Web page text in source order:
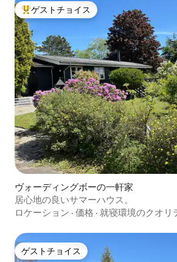
大好評のゲストチョイスです。
ゲストチョイス
ヴォーディングボーの一軒家
居心地の良いサマーハウス。
ロケーション · 価格 · 就寝環境のクオリ
ゲストチョイス
ゲストチョイス